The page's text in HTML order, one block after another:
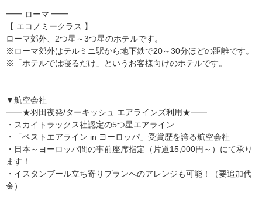
━━ ローマ ━━
【 エコノミークラス 】
ローマ郊外、2つ星～3つ星のホテルです。
※ローマ郊外はテルミニ駅から地下鉄で20～30分ほどの距離です。
※「ホテルでは寝るだけ」というお客様向けのホテルです。
▼航空会社
━━★羽田夜発/ターキッシュ エアラインズ利用★━━
・スカイトラックス社認定の5つ星エアライン
・「ベストエアライン in ヨーロッパ」受賞歴を誇る航空会社
・日本～ヨーロッパ間の事前座席指定（片道15,000円～）にて承り
ます！
・イスタンブール立ち寄りプランへのアレンジも可能！（要追加代
金）